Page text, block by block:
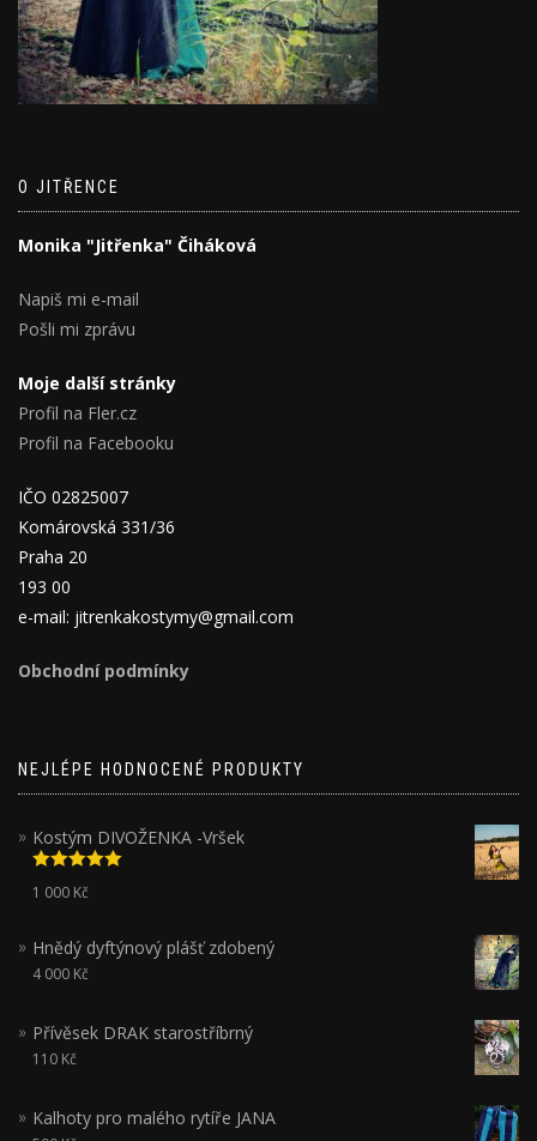
O JITŘENCE
Monika "Jitřenka" Čiháková
Napiš mi e-mail
Pošli mi zprávu
Moje další stránky
Profil na Fler.cz
Profil na Facebooku
IČO 02825007
Komárovská 331/36
Praha 20
193 00
e-mail: jitrenkakostymy@gmail.com
Obchodní podmínky
NEJLÉPE HODNOCENÉ PRODUKTY
Kostým DIVOŽENKA -Vršek
Hodnocení
5.00z 5
1 000 Kč
Hnědý dyftýnový plášť zdobený
4 000 Kč
Přívěsek DRAK starostříbrný
110 Kč
Kalhoty pro malého rytíře JANA